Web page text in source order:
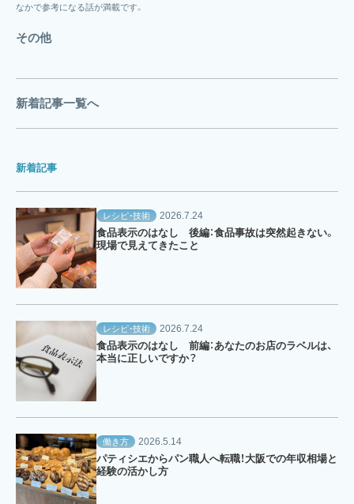
なかで参考になる話が満載です。
その他
新着記事一覧へ
新着記事
レシピ・技術 2026.7.24
食品表示のはなし 後編：食品事故は突然起きない。
現場で見えてきたこと
レシピ・技術 2026.7.24
食品表示のはなし 前編：あなたのお店のラベルは、
本当に正しいですか？
働き方 2026.5.14
パティシエからパン職人へ転職！大阪での年収相場と
経験の活かし方